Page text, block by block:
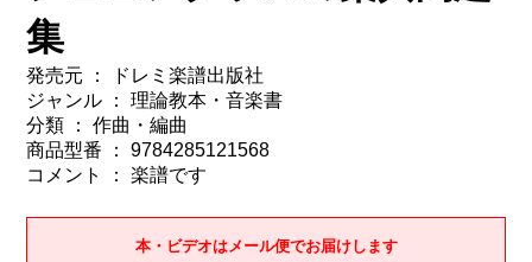
集
発売元 ： ドレミ楽譜出版社
ジャンル ： 理論教本・音楽書
分類 ： 作曲・編曲
商品型番 ： 9784285121568
コメント ： 楽譜です
本・ビデオはメール便でお届けします